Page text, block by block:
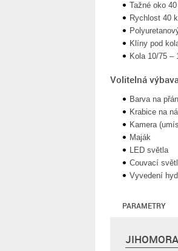
Tažné oko
Rychlost 40
Klíny pod
Kola 10/75 –
Volitelná
Barva na
Krabice na
Kamera
Maják
LED světla
Couvací
Vyvedení
PARAMETRY